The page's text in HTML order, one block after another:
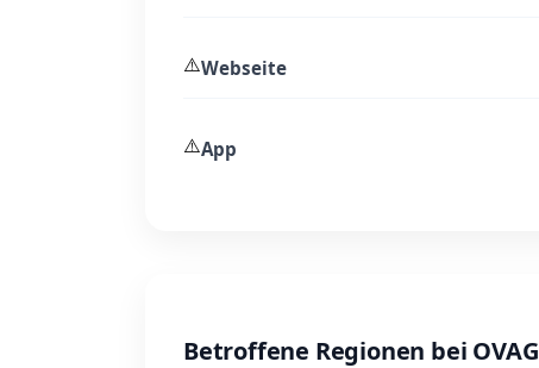
⚠️Webseite
⚠️App
Betroffene Regionen bei OVAG